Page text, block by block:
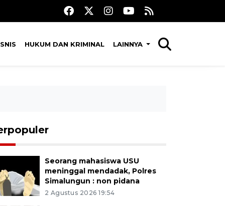
HUKUM DAN KRIMINAL LAINNYA
Seorang mahasiswa USU
meninggal mendadak, Polres
Simalungun : non pidana
2 Agustus 2026 19:54